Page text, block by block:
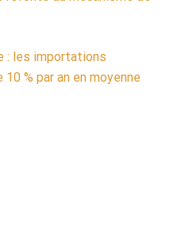
: les importations
% par an en moyenne